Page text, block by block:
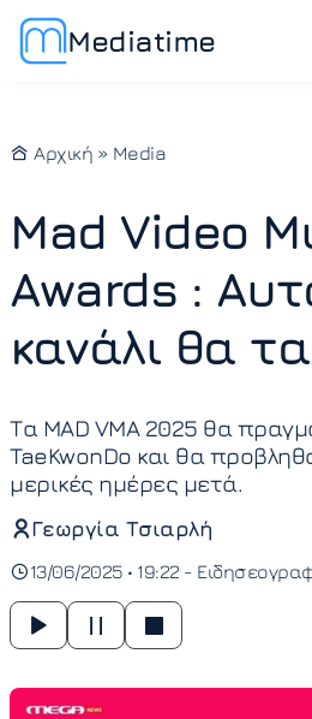
Mediatime
Αρχική » Media
Mad Video
Awards :
κανάλι θα τα
Τα MAD VMA 2025 θα
TaeKwonDo και θα
μερικές ημέρες μετά.
Γεωργία Τσιαρλή
13/06/2025 • 19:22 -